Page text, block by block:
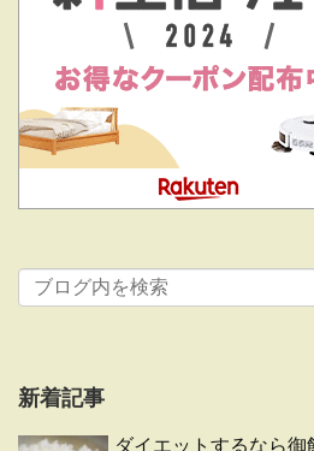
新着記事
ダイエットするなら